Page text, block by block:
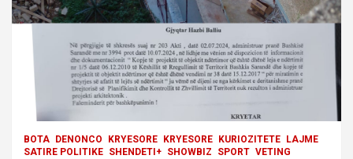
BOTA DENONCO KRYESORE KRYESORE KURIOZITETE
LAJME
SATIRE POLITIKE SHENDETI+ SHOWBIZ SPORT VETING